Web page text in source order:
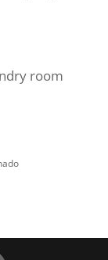
room